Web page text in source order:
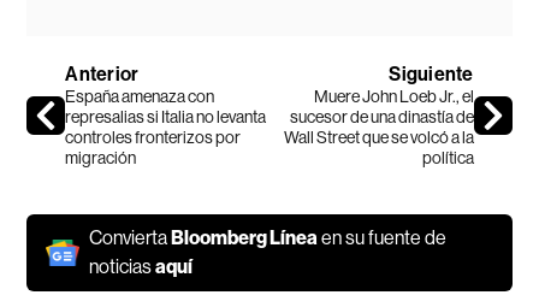
Anterior
España amenaza con
represalias si Italia no levanta
controles fronterizos por
migración
Siguiente
Muere John Loeb Jr., el
sucesor de una dinastía de
Wall Street que se volcó a la
política
ConviertaBloomberg Líneaen su fuente de
noticiasaquí